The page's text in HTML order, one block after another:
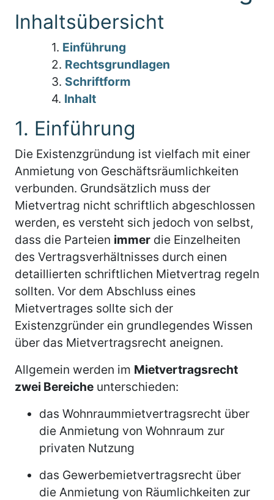
Inhaltsübersicht
1. Einführung
2. Rechtsgrundlagen
3. Schriftform
4. Inhalt
1. Einführung
Die Existenzgründung ist vielfach mit einer
Anmietung von Geschäftsräumlichkeiten
verbunden. Grundsätzlich muss der
Mietvertrag nicht schriftlich abgeschlossen
werden, es versteht sich jedoch von selbst,
dass die Parteien immer die Einzelheiten
des Vertragsverhältnisses durch einen
detaillierten schriftlichen Mietvertrag regeln
sollten. Vor dem Abschluss eines
Mietvertrages sollte sich der
Existenzgründer ein grundlegendes Wissen
über das Mietvertragsrecht aneignen.
Allgemein werden im Mietvertragsrecht
zwei Bereiche unterschieden:
das Wohnraummietvertragsrecht über
die Anmietung von Wohnraum zur
privaten Nutzung
das Gewerbemietvertragsrecht über
die Anmietung von Räumlichkeiten zur